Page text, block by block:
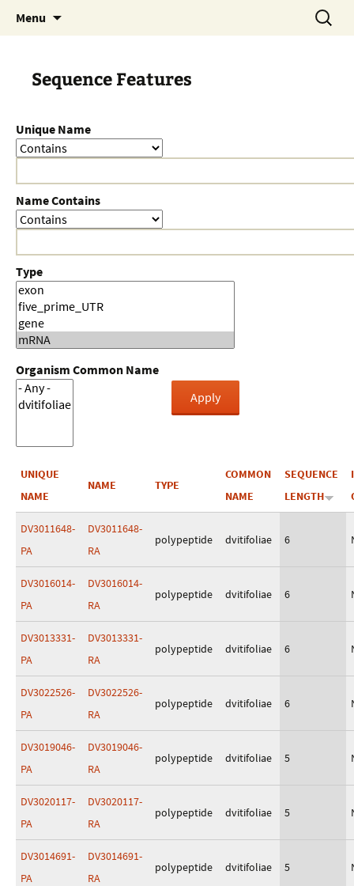
Menu
Search
for:
Sequence Features
Unique Name
Name Contains
Type
Organism Common Name
UNIQUE
NAME
NAME TYPE
COMMON
NAME
SEQUENCE
LENGTH
DV3011648-
PA
DV3011648-
RA
polypeptide dvitifoliae 6
DV3016014-
PA
DV3016014-
RA
polypeptide dvitifoliae 6
DV3013331-
PA
DV3013331-
RA
polypeptide dvitifoliae 6
DV3022526-
PA
DV3022526-
RA
polypeptide dvitifoliae 6
DV3019046-
PA
DV3019046-
RA
polypeptide dvitifoliae 5
DV3020117-
PA
DV3020117-
RA
polypeptide dvitifoliae 5
DV3014691-
PA
DV3014691-
RA
polypeptide dvitifoliae 5